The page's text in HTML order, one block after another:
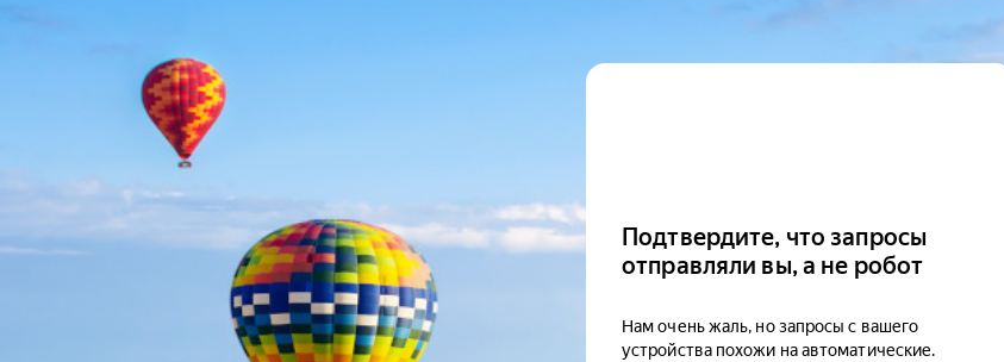
Подтвердите, что запросы
отправляли вы, а не робот
Нам очень жаль, но запросы с вашего
устройства похожи на автоматические.